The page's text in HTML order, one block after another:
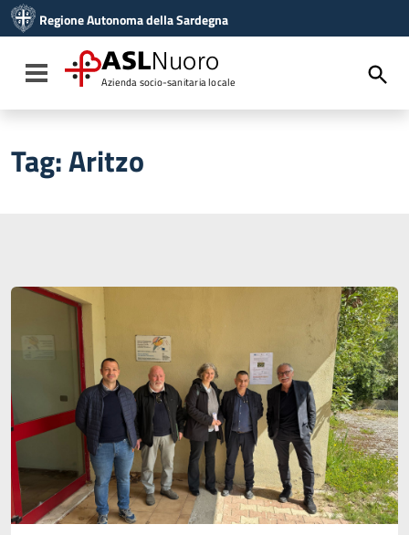
Vai al menu di navigazione
Vai al footer
Regione Autonoma della Sardegna
Toggle navigation
ASLNuoro
Azienda socio-sanitaria locale
Tag:Aritzo